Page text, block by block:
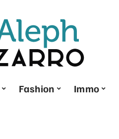
Fashion Immo